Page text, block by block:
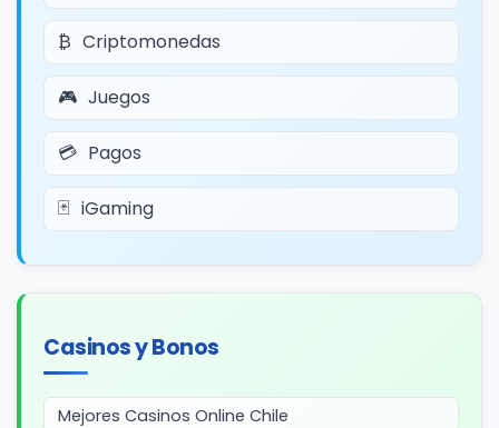
Criptomonedas
Juegos
Pagos
iGaming
Casinos y Bonos
Mejores Casinos Online Chile